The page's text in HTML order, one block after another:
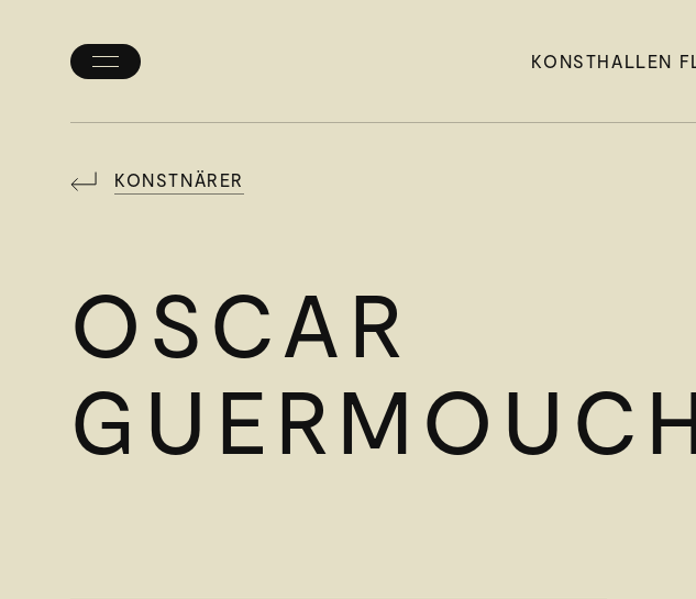
Öppna/stäng
KONSTHALLEN
KONSTNÄRER
OSCAR